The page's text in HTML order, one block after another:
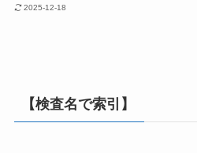
2025-12-18
【検査名で索引】